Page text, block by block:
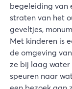
begeleiding van
straten van het
geveltjes,
Met kinderen is
de omgeving
ze bij laag water
speuren naar